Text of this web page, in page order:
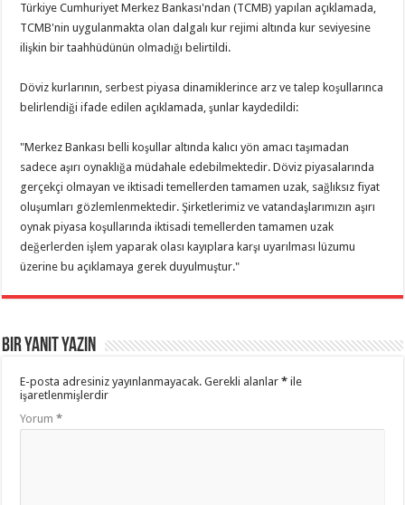
Türkiye Cumhuriyet Merkez Bankası'ndan (TCMB) yapılan açıklamada,
TCMB'nin uygulanmakta olan dalgalı kur rejimi altında kur seviyesine
ilişkin bir taahhüdünün olmadığı belirtildi.
Döviz kurlarının, serbest piyasa dinamiklerince arz ve talep koşullarınca
belirlendiği ifade edilen açıklamada, şunlar kaydedildi:
"Merkez Bankası belli koşullar altında kalıcı yön amacı taşımadan
sadece aşırı oynaklığa müdahale edebilmektedir. Döviz piyasalarında
gerçekçi olmayan ve iktisadi temellerden tamamen uzak, sağlıksız fiyat
oluşumları gözlemlenmektedir. Şirketlerimiz ve vatandaşlarımızın aşırı
oynak piyasa koşullarında iktisadi temellerden tamamen uzak
değerlerden işlem yaparak olası kayıplara karşı uyarılması lüzumu
üzerine bu açıklamaya gerek duyulmuştur."
Bir yanıt yazın
E-posta adresiniz yayınlanmayacak. Gerekli alanlar* ile
işaretlenmişlerdir
Yorum*